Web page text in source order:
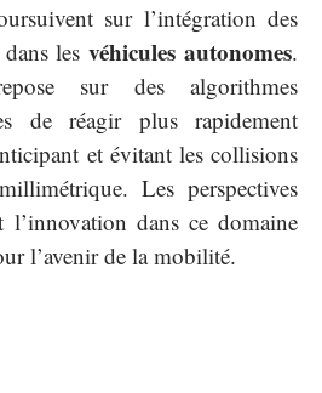
sur l’intégration des
dans lesvéhicules autonomes.
sur des algorithmes
de réagir plus rapidement
et évitant les collisions
Les perspectives
l’innovation dans ce domaine
l’avenir de la mobilité.